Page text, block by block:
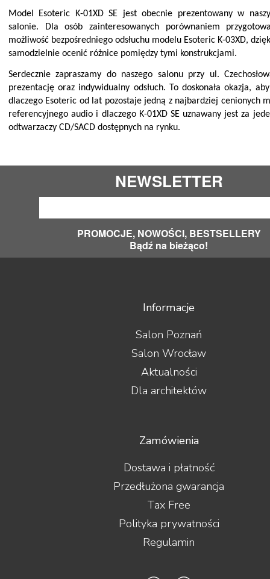
Model Esoteric K-01XD SE jest obecnie prezentowany w
salonie. Dla osób zainteresowanych porównaniem
możliwość bezpośredniego odsłuchu modelu Esoteric K-03XD,
samodzielnie ocenić różnice pomiędzy tymi konstrukcjami.
Serdecznie zapraszamy do naszego salonu przy ul.
prezentację oraz indywidualny odsłuch. To doskonała okazja,
dlaczego Esoteric od lat pozostaje jedną z najbardziej cenionych
referencyjnego audio i dlaczego K-01XD SE uznawany jest za
odtwarzaczy CD/SACD dostępnych na rynku.
NEWSLETTER
PROMOCJE, NOWOŚCI, BESTSELLERY
Bądź na bieżąco!
Informacje
Salon Poznań
Salon Wrocław
Aktualności
Dla architektów
Zamówienia
Dostawa i płatność
Przedłużona gwarancja
Tax Free
Polityka prywatności
Regulamin